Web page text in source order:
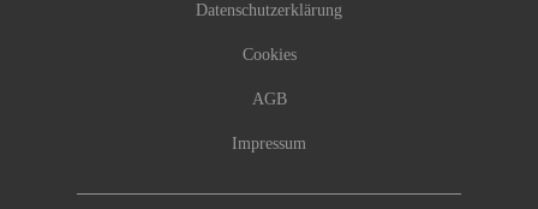
Datenschutzerklärung
Cookies
AGB
Impressum